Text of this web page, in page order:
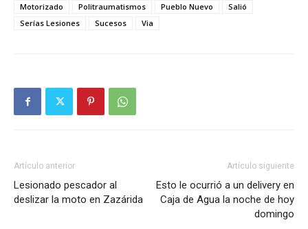
Motorizado
Politraumatismos Pueblo Nuevo
Salió
Serías Lesiones
Sucesos Via
Artículo anterior
Lesionado pescador al
deslizar la moto en Zazárida
Artículo siguiente
Esto le ocurrió a un delivery en
Caja de Agua la noche de hoy
domingo